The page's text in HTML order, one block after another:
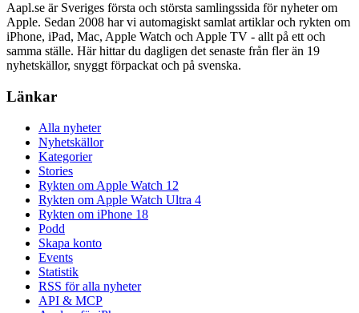
Aapl.se är Sveriges första och största samlingssida för nyheter om
Apple. Sedan 2008 har vi automagiskt samlat artiklar och rykten om
iPhone, iPad, Mac, Apple Watch och Apple TV - allt på ett och
samma ställe. Här hittar du dagligen det senaste från fler än 19
nyhetskällor, snyggt förpackat och på svenska.
Länkar
Alla nyheter
Nyhetskällor
Kategorier
Stories
Rykten om Apple Watch 12
Rykten om Apple Watch Ultra 4
Rykten om iPhone 18
Podd
Skapa konto
Events
Statistik
RSS för alla nyheter
API & MCP